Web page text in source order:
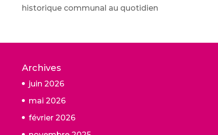
historique communal au quotidien
Archives
juin 2026
mai 2026
février 2026